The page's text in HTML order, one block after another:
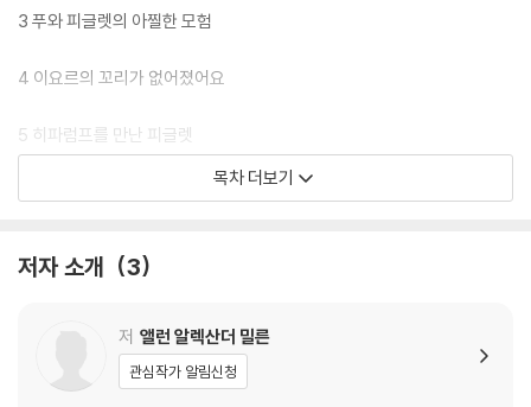
3 푸와 피글렛의 아찔한 모험
4 이요르의 꼬리가 없어졌어요
5 히파럼프를 만난 피글렛
9 피글렛을 도와줘
목차 더보기
저자 소개 3
저 앨런 알렉산더 밀른
관심작가 알림신청